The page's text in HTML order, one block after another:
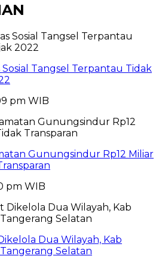
Tangsel Terpantau Tidak
pm WIB
Gunungsindur Rp12 Miliar
pm WIB
Dua Wilayah, Kab
Selatan